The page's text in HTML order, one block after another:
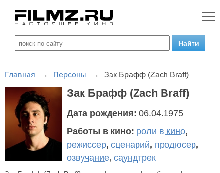
Главная → Персоны → Зак Брафф (Zach Braff)
Зак Брафф (Zach Braff)
Дата рождения: 06.04.1975
Работы в кино: роли в кино,
режиссер, сценарий, продюсер,
озвучание, саундтрек